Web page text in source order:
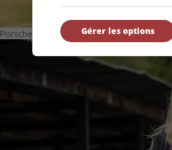
Porsche nous donne un aperçu de son
Gérer les options